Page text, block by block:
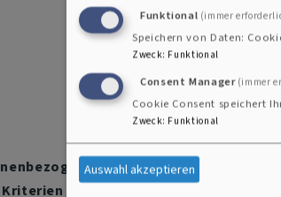
Daten gespeichert
für die Festlegung der
Funktional (immer
Speichern von Daten:
Zweck: Funktional
Consent Manager (immer
Cookie Consent speichert
Zweck: Funktional
Auswahl akzeptieren